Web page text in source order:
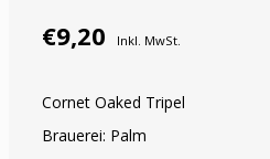
€9,20 Inkl. MwSt.
Cornet Oaked Tripel
Brauerei: Palm